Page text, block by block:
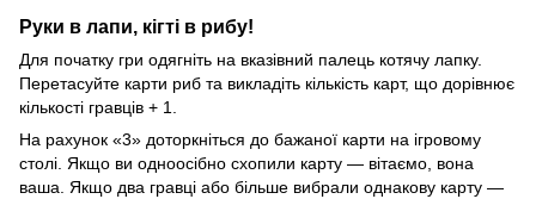
Руки в лапи, кігті в рибу!
Для початку гри одягніть на вказівний палець котячу лапку.
Перетасуйте карти риб та викладіть кількість карт, що дорівнює
кількості гравців + 1.
На рахунок «3» доторкніться до бажаної карти на ігровому
столі. Якщо ви одноосібно схопили карту — вітаємо, вона
ваша. Якщо два гравці або більше вибрали однакову карту —